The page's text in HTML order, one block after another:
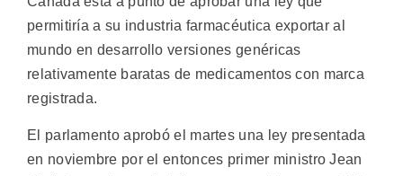
permitiría a su industria farmacéutica exportar al
mundo en desarrollo versiones genéricas
relativamente baratas de medicamentos con marca
registrada.
El parlamento aprobó el martes una ley presentada
en noviembre por el entonces primer ministro Jean